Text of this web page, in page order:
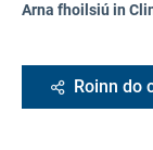
Arna fhoilsiú in
Roinn do